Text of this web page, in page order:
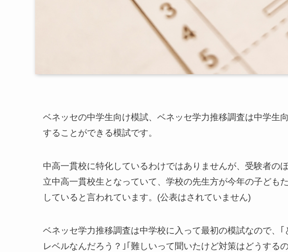
ベネッセの中学生向け模試、ベネッセ学力推移調査は中学生
することができる模試です。
中高一貫校に特化しているわけではありませんが、受験者の
立中高一貫校生となっていて、学校の先生方が今年の子ども
していると言われています。(公表はされていません)
ベネッセ学力推移調査は中学校に入って最初の模試なので、
レベルなんだろう？｣｢難しいって聞いたけど対策はどうする